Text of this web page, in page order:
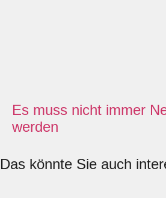
Es muss nicht immer
werden
Das könnte Sie auch